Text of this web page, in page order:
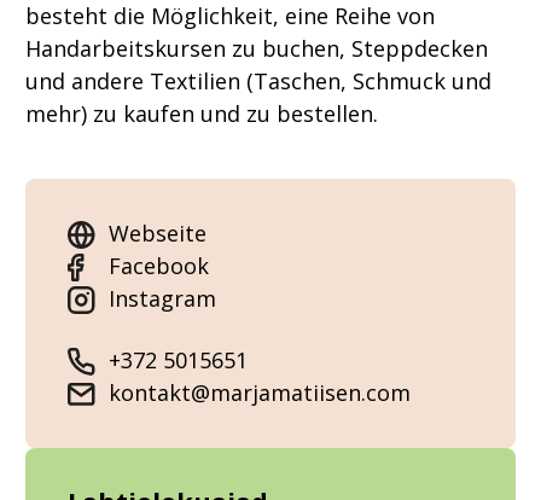
besteht die Möglichkeit, eine Reihe von
Handarbeitskursen zu buchen, Steppdecken
und andere Textilien (Taschen, Schmuck und
mehr) zu kaufen und zu bestellen.
Webseite
Facebook
Instagram
+372 5015651
kontakt@marjamatiisen.com